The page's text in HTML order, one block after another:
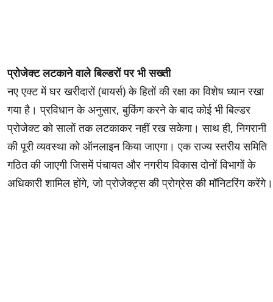
प्रोजेक्ट लटकाने वाले बिल्डरों पर भी सख्ती
नए एक्ट में घर खरीदारों (बायर्स) के हितों की रक्षा का विशेष ध्यान रखा
गया है। प्रविधान के अनुसार, बुकिंग करने के बाद कोई भी बिल्डर
प्रोजेक्ट को सालों तक लटकाकर नहीं रख सकेगा। साथ ही, निगरानी
की पूरी व्यवस्था को ऑनलाइन किया जाएगा। एक राज्य स्तरीय समिति
गठित की जाएगी जिसमें पंचायत और नगरीय विकास दोनों विभागों के
अधिकारी शामिल होंगे, जो प्रोजेक्ट्स की प्रोग्रेस की मॉनिटरिंग करेंगे।